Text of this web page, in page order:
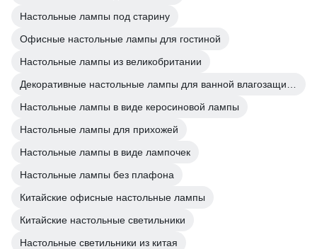
Настольные лампы под старину
Офисные настольные лампы для гостиной
Настольные лампы из великобритании
Настольные лампы в виде керосиновой лампы
Настольные лампы для прихожей
Настольные лампы в виде лампочек
Настольные лампы без плафона
Китайские офисные настольные лампы
Китайские настольные светильники
Настольные светильники из китая